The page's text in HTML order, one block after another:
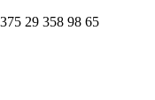
29 358 98 65